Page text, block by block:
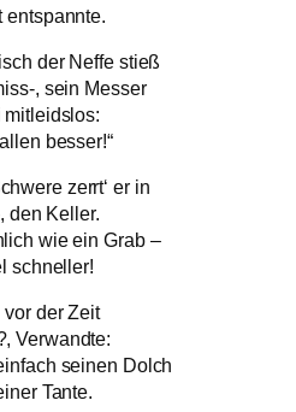
entspannte.
der Neffe stieß
, sein Messer
besser!“
zerrt‘ er in
den Keller.
wie ein Grab –
schneller!
der Zeit
Verwandte:
seinen Dolch
Tante.